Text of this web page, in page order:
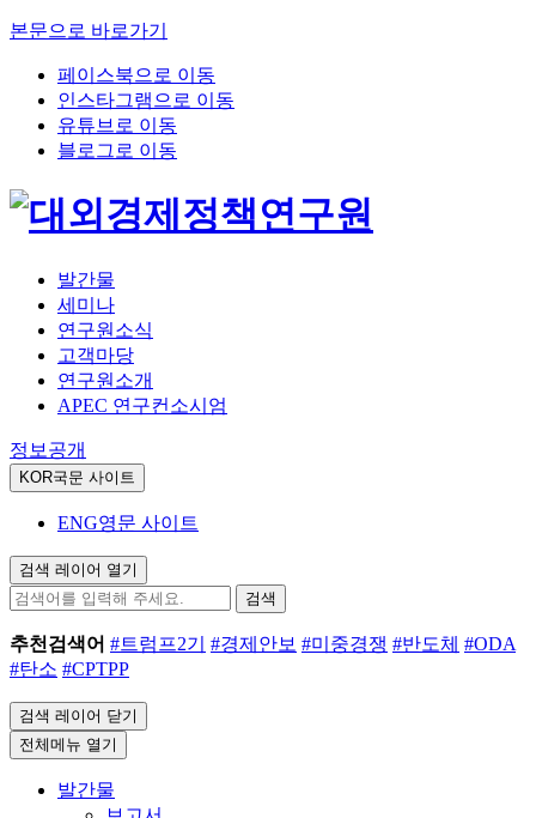
본문으로 바로가기
페이스북으로 이동
인스타그램으로 이동
유튜브로 이동
블로그로 이동
발간물
세미나
연구원소식
고객마당
연구원소개
APEC 연구컨소시엄
정보공개
KOR국문 사이트
ENG영문 사이트
검색 레이어 열기
검색
추천검색어 #트럼프2기 #경제안보 #미중경쟁 #반도체 #ODA
#탄소 #CPTPP
검색 레이어 닫기
전체메뉴 열기
발간물